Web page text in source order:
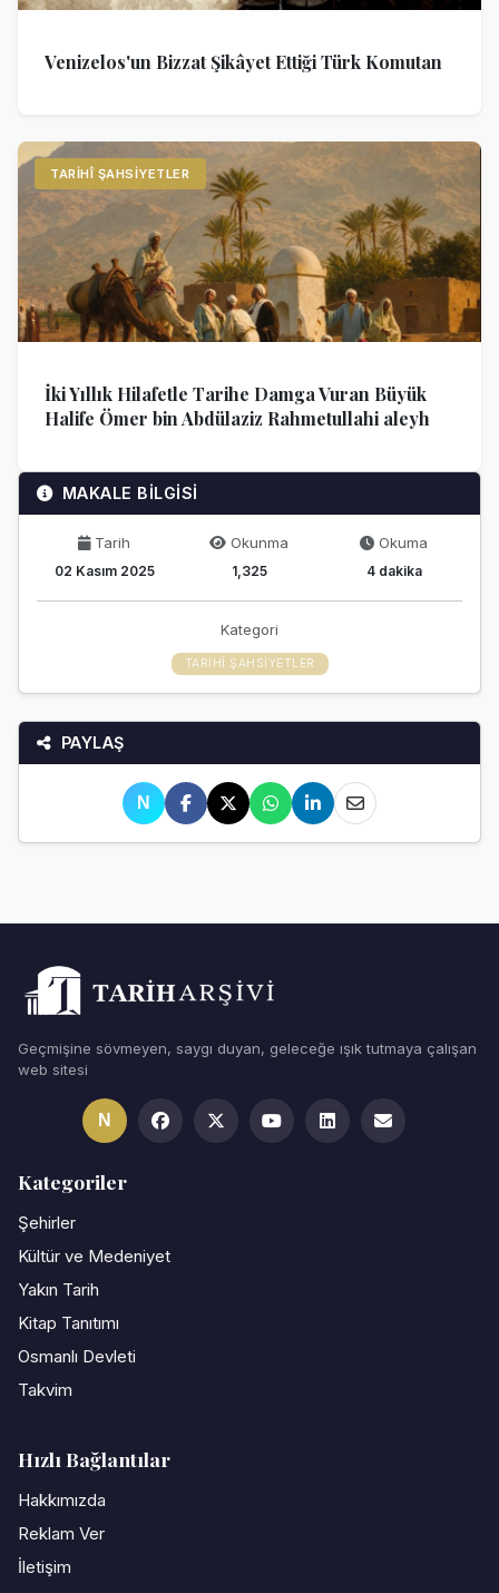
Venizelos'un Bizzat Şikâyet Ettiği Türk Komutan
TARIHÎ ŞAHSIYETLER
İki Yıllık Hilafetle Tarihe Damga Vuran Büyük
Halife Ömer bin Abdülaziz Rahmetullahi aleyh
MAKALE BİLGİSİ
Tarih
02 Kasım 2025
Okunma
1,325
Okuma
4 dakika
Kategori
TARIHÎ ŞAHSIYETLER
PAYLAŞ
N
Geçmişine sövmeyen, saygı duyan, geleceğe ışık tutmaya çalışan
web sitesi
N
Kategoriler
Şehirler
Kültür ve Medeniyet
Yakın Tarih
Kitap Tanıtımı
Osmanlı Devleti
Takvim
Hızlı Bağlantılar
Hakkımızda
Reklam Ver
İletişim